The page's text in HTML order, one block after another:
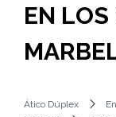
EN
Ático Dúplex